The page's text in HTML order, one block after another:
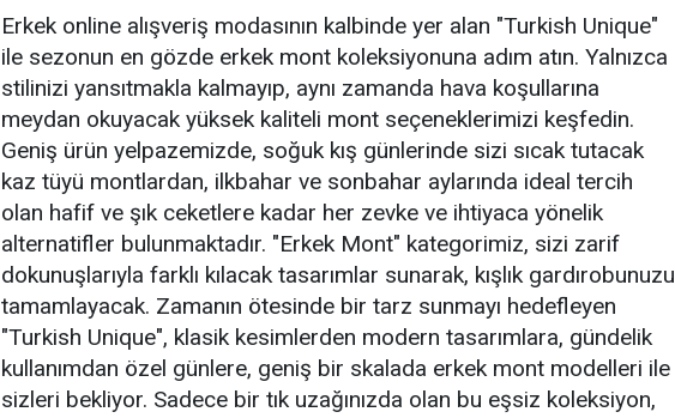
Erkek online alışveriş modasının kalbinde yer alan "Turkish Unique"
ile sezonun en gözde erkek mont koleksiyonuna adım atın. Yalnızca
stilinizi yansıtmakla kalmayıp, aynı zamanda hava koşullarına
meydan okuyacak yüksek kaliteli mont seçeneklerimizi keşfedin.
Geniş ürün yelpazemizde, soğuk kış günlerinde sizi sıcak tutacak
kaz tüyü montlardan, ilkbahar ve sonbahar aylarında ideal tercih
olan hafif ve şık ceketlere kadar her zevke ve ihtiyaca yönelik
alternatifler bulunmaktadır. "Erkek Mont" kategorimiz, sizi zarif
dokunuşlarıyla farklı kılacak tasarımlar sunarak, kışlık gardırobunuzu
tamamlayacak. Zamanın ötesinde bir tarz sunmayı hedefleyen
"Turkish Unique", klasik kesimlerden modern tasarımlara, gündelik
kullanımdan özel günlere, geniş bir skalada erkek mont modelleri ile
sizleri bekliyor. Sadece bir tık uzağınızda olan bu eşsiz koleksiyon,